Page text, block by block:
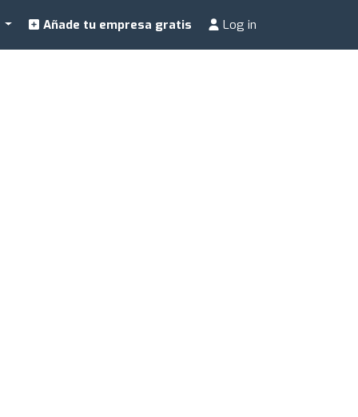
Añade tu empresa gratis Log in